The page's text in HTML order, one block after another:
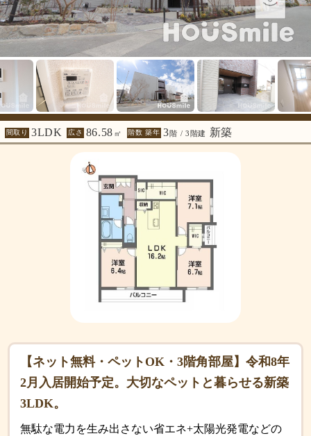
間取り 3LDK 広さ 86.58 ㎡ 階数 築年 3階 / 3階建 新築
【ネット無料・ペットOK・3階角部屋】令和8年
2月入居開始予定。大切なペットと暮らせる新築
3LDK。
無駄な電力を生み出さない省エネ+太陽光発電などの